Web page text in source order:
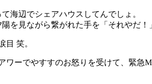
海辺でシェアハウスしてんでしょ。
を見ながら繋がれた手を「それやだ！
目 笑。
ワーでやすすのお怒りを受けて、緊急